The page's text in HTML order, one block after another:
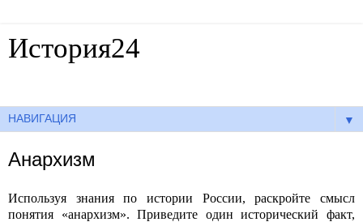
История24
▼
Анархизм
Используя знания по истории России, раскройте смысл
понятия «анархизм». Приведите один исторический факт,